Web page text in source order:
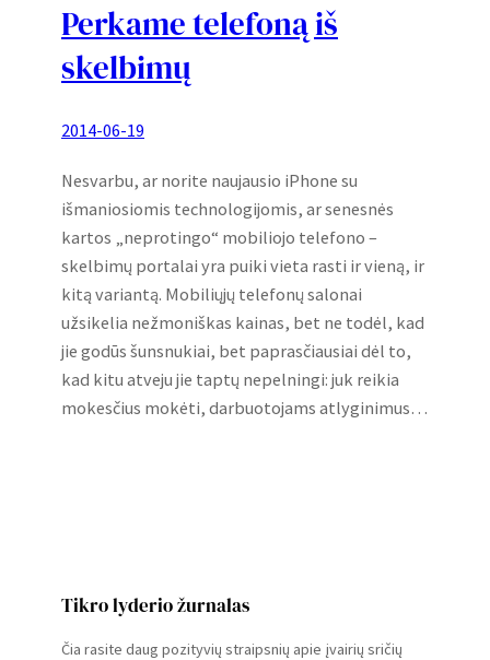
Perkame telefoną iš
skelbimų
2014-06-19
Nesvarbu, ar norite naujausio iPhone su
išmaniosiomis technologijomis, ar senesnės
kartos „neprotingo“ mobiliojo telefono –
skelbimų portalai yra puiki vieta rasti ir vieną, ir
kitą variantą. Mobiliųjų telefonų salonai
užsikelia nežmoniškas kainas, bet ne todėl, kad
jie godūs šunsnukiai, bet paprasčiausiai dėl to,
kad kitu atveju jie taptų nepelningi: juk reikia
mokesčius mokėti, darbuotojams atlyginimus…
Tikro lyderio žurnalas
Čia rasite daug pozityvių straipsnių apie įvairių sričių